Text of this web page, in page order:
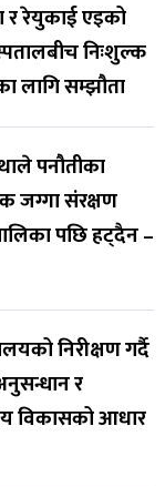
र रेयुकाई एइको
निःशुल्क
लागि सम्झौता
पनौतीका
जग्गा संरक्षण
पछि हट्दैन –
निरीक्षण गर्दै
र
विकासको आधार